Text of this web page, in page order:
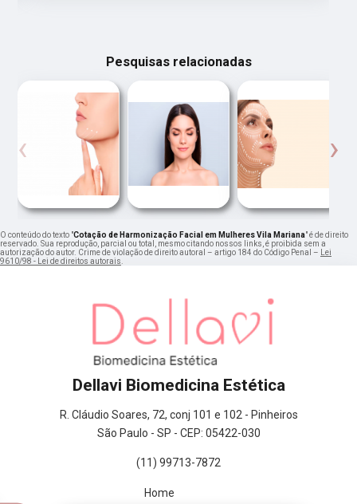
Pesquisas relacionadas
‹ ›
O conteúdo do texto "Cotação de Harmonização Facial em Mulheres Vila Mariana" é de direito
reservado. Sua reprodução, parcial ou total, mesmo citando nossos links, é proibida sem a
autorização do autor. Crime de violação de direito autoral – artigo 184 do Código Penal –
Lei
9610/98 - Lei de direitos autorais
Dellavi Biomedicina Estética
R. Cláudio Soares, 72, conj 101 e 102 - Pinheiros
São Paulo - SP - CEP: 05422-030
(11) 99713-7872
Home